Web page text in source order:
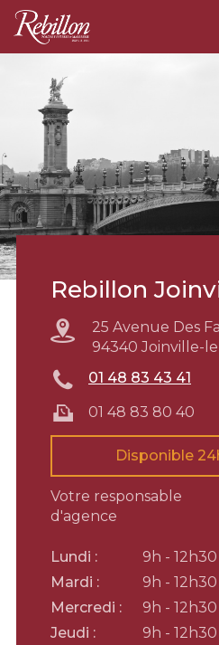
Rebillon
25 Avenue Des
94340 Joinville-
01 48 83 43 41
01 48 83 80 40
Disponible
Votre responsable
d'agence
Lundi :
9h -
Mardi :
9h -
Mercredi :
9h -
Jeudi :
9h -